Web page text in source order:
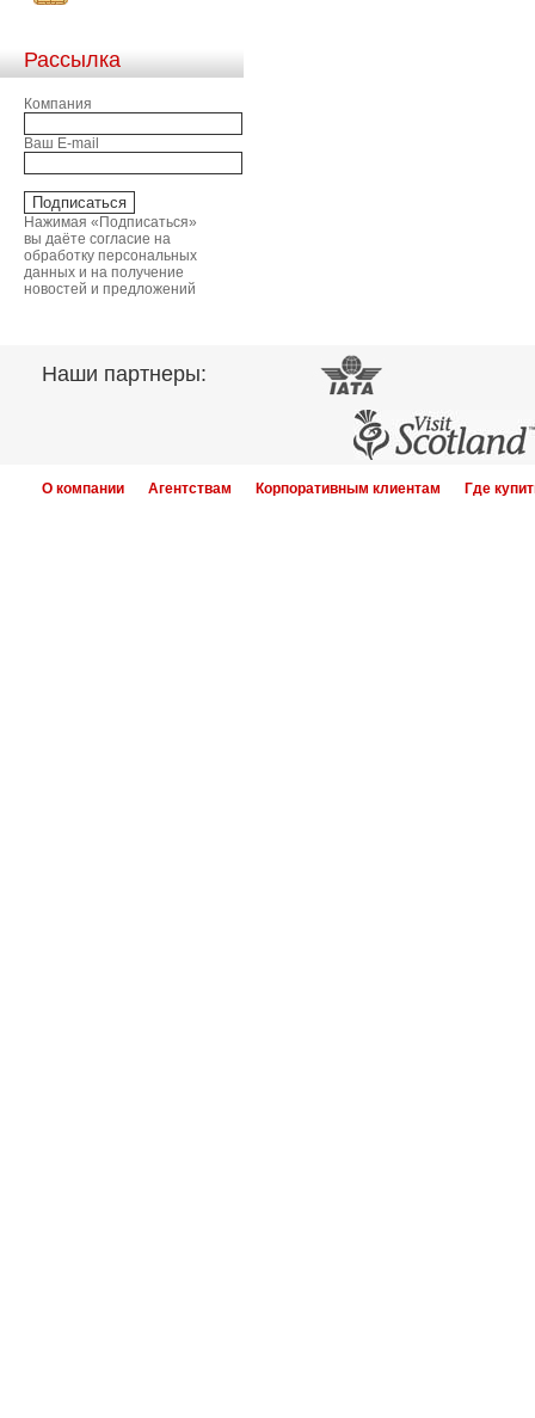
Рассылка
Компания
Ваш E-mail
Нажимая «Подписаться»
вы даёте согласие на
обработку персональных
данных и на получение
новостей и предложений
Наши партнеры:
О компании Агентствам Корпоративным клиентам Где